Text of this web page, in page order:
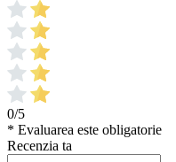
0/5
* Evaluarea este obligatorie
Recenzia ta